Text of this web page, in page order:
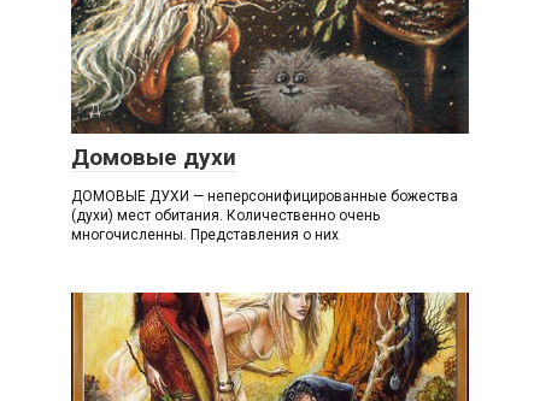
Д
Домовые духи
ДОМОВЫЕ ДУХИ — неперсонифицированные божества
(духи) мест обитания. Количественно очень
многочисленны. Представления о них